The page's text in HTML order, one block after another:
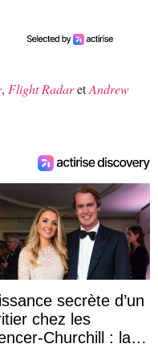
, Flight RadaretAndrew
secrète d’un
chez les
Churchill : la